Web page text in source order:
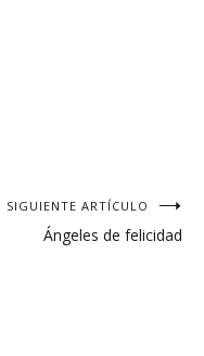
SIGUIENTE ARTÍCULO
Ángeles de felicidad